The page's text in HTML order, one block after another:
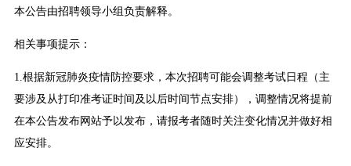
本公告由招聘领导小组负责解释。
相关事项提示：
1.根据新冠肺炎疫情防控要求，本次招聘可能会调整考试日程（主
要涉及从打印准考证时间及以后时间节点安排），调整情况将提前
在本公告发布网站予以发布，请报考者随时关注变化情况并做好相
应安排。